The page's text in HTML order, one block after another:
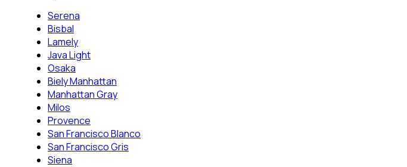
Serena
Bisbal
Lamely
Java Light
Osaka
Biely Manhattan
Manhattan Gray
Milos
Provence
San Francisco Blanco
San Francisco Gris
Siena